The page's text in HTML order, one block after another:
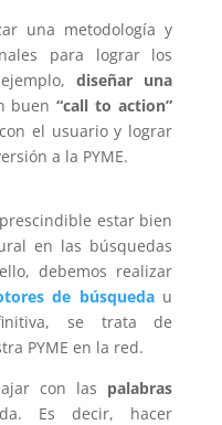
una metodología y
para lograr los
diseñar una
buen“call to action”
el usuario y lograr
a la PYME.
estar bien
en las búsquedas
debemos realizar
de búsquedau
se trata de
PYME en la red.
con las palabras
Es decir, hacer